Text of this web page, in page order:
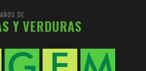
DE
Y VERDURAS